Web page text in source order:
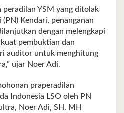
peradilan YSM yang ditolak
Kendari, penanganan
dengan melengkapi
pembuktian dan
auditor untuk menghitung
ujar Noer Adi.
praperadilan
Indonesia LSO oleh PN
Noer Adi, SH, MH